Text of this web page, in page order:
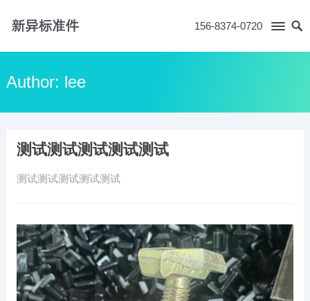
156-8374-0720
Author: lee
测试测试测试测试测试
测试测试测试测试测试